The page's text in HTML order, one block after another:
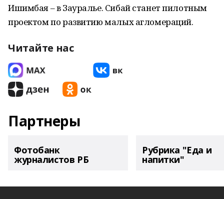
Ишимбая – в Зауралье. Сибай станет пилотным
проектом по развитию малых агломераций.
Читайте нас
Партнеры
Фотобанк
журналистов РБ
Рубрика "Еда и
напитки"